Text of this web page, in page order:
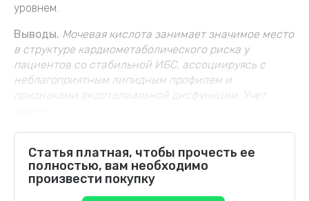
уровнем.
Выводы. Мочевая кислота занимает значимое место
в структуре кардиометаболического риска у
пациентов со стабильной ИБС, ассоциируясь с
неблагоприятным липидным профилем и
признаками эндотелиальной дисфункции. Учет
Статья платная, чтобы прочесть ее
полностью, вам необходимо
произвести покупку